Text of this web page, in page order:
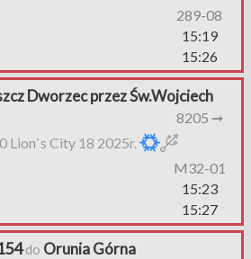
289-08
15:19
15:26
Dworzec przez Św.Wojciech
8205 ➞
Lion`s City 18 2025r.
M32-01
15:23
15:27
do Orunia Górna